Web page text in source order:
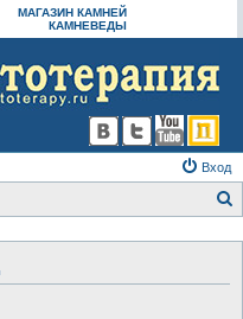
МАГАЗИН КАМНЕЙ
КАМНЕВЕДЫ
Вход